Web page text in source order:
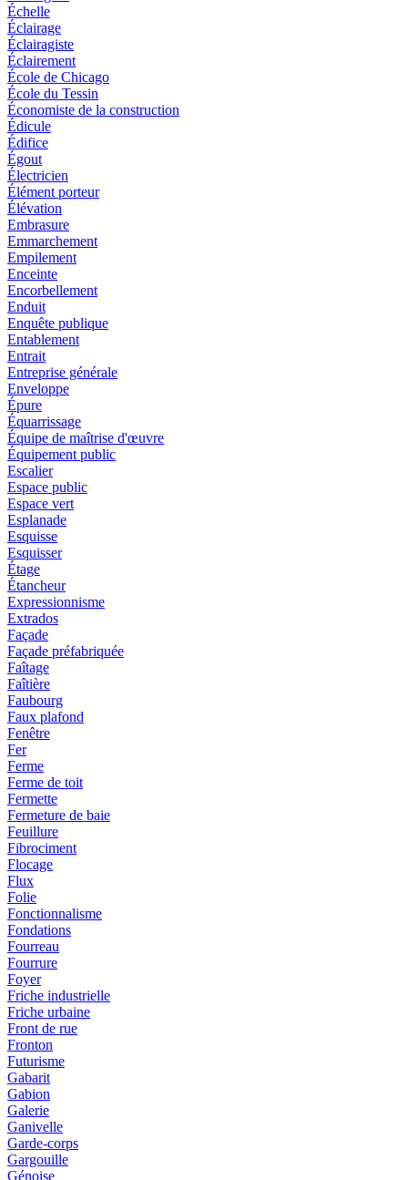
Échelle
Éclairage
Éclairagiste
Éclairement
École de Chicago
École du Tessin
Économiste de la construction
Édicule
Édifice
Égout
Électricien
Élément porteur
Élévation
Embrasure
Emmarchement
Empilement
Enceinte
Encorbellement
Enduit
Enquête publique
Entablement
Entrait
Entreprise générale
Enveloppe
Épure
Équarrissage
Équipe de maîtrise d'œuvre
Équipement public
Escalier
Espace public
Espace vert
Esplanade
Esquisse
Esquisser
Étage
Étancheur
Expressionnisme
Extrados
Façade
Façade préfabriquée
Faîtage
Faîtière
Faubourg
Faux plafond
Fenêtre
Fer
Ferme
Ferme de toit
Fermette
Fermeture de baie
Feuillure
Fibrociment
Flocage
Flux
Folie
Fonctionnalisme
Fondations
Fourreau
Fourrure
Foyer
Friche industrielle
Friche urbaine
Front de rue
Fronton
Futurisme
Gabarit
Gabion
Galerie
Ganivelle
Garde-corps
Gargouille
Génoise